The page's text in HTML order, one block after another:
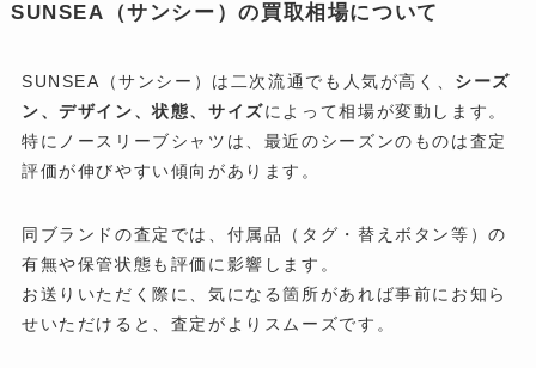
SUNSEA（サンシー）の買取相場について
SUNSEA（サンシー）は二次流通でも人気が高く、 シーズ
ン、デザイン、状態、サイズによって相場が変動します。
特にノースリーブシャツは、最近のシーズンのものは査定
評価が伸びやすい傾向があります。
同ブランドの査定では、付属品（タグ・替えボタン等）の
有無や保管状態も評価に影響します。
お送りいただく際に、気になる箇所があれば事前にお知ら
せいただけると、査定がよりスムーズです。